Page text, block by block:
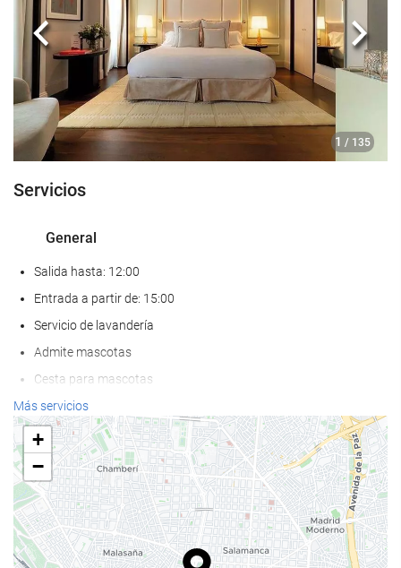
1 / 135
Anterior
Servicios
General
Salida hasta: 12:00
Entrada a partir de: 15:00
Servicio de lavandería
Admite mascotas
Cesta para mascotas
Cuenco para mascotas
Aire Acondicionado
Calefacción
Ascensor
Adaptado para personas con movilidad reducida
Habitaciones No fumadores
Más servicios
+
−